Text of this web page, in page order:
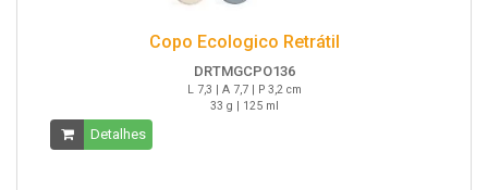
Copo Ecologico Retrátil
DRTMGCPO136
L 7,3 | A 7,7 | P 3,2 cm
33 g | 125 ml
Detalhes